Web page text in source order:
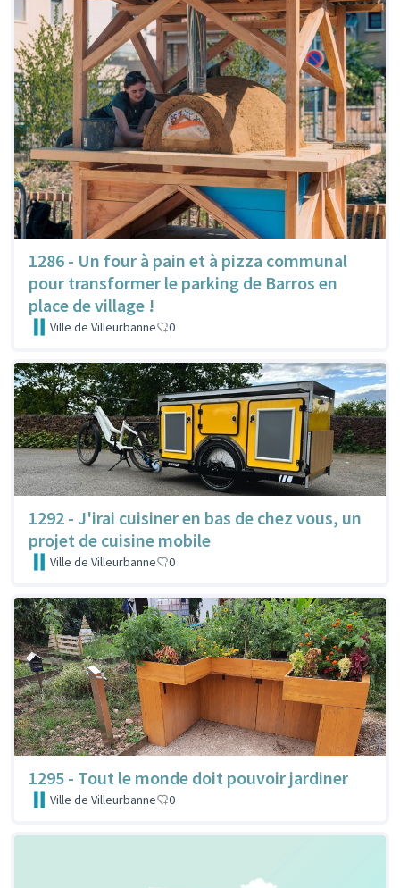
1286 - Un four à pain et à pizza communal
pour transformer le parking de Barros en
place de village !
Ville de Villeurbanne 0
1292 - J'irai cuisiner en bas de chez vous, un
projet de cuisine mobile
Ville de Villeurbanne 0
1295 - Tout le monde doit pouvoir jardiner
Ville de Villeurbanne 0